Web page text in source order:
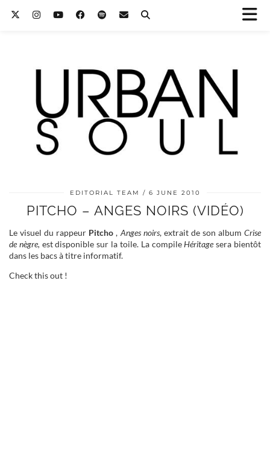
EDITORIAL TEAM 6 JUNE 2010
PITCHO – ANGES NOIRS (VIDÉO)
Le visuel du rappeur Pitcho , Anges noirs, extrait de son albumCrise
de nègre, est disponible sur la toile. La compileHéritage sera bientôt
dans les bacs à titre informatif.
Check this out !